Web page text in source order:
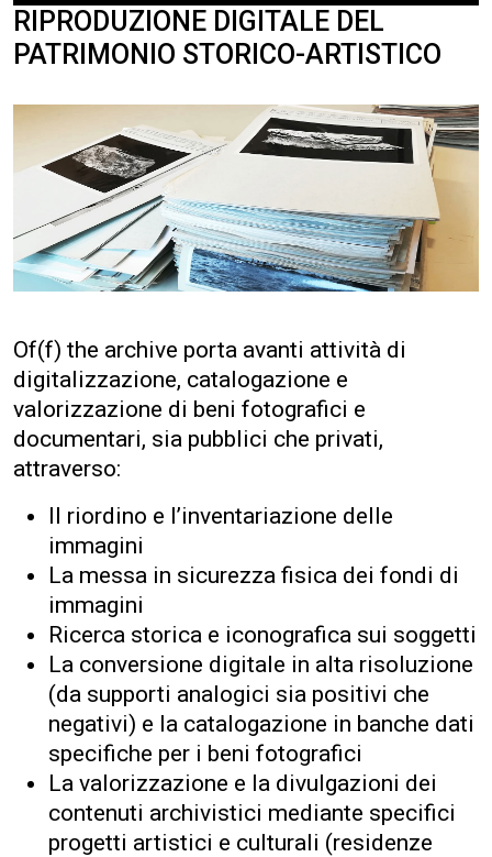
RIPRODUZIONE DIGITALE DEL
PATRIMONIO STORICO-ARTISTICO
Of(f) the archive porta avanti attività di
digitalizzazione, catalogazione e
valorizzazione di beni fotografici e
documentari, sia pubblici che privati,
attraverso:
Il riordino e l’inventariazione delle
immagini
La messa in sicurezza fisica dei fondi di
immagini
Ricerca storica e iconografica sui soggetti
La conversione digitale in alta risoluzione
(da supporti analogici sia positivi che
negativi) e la catalogazione in banche dati
specifiche per i beni fotografici
La valorizzazione e la divulgazioni dei
contenuti archivistici mediante specifici
progetti artistici e culturali (residenze